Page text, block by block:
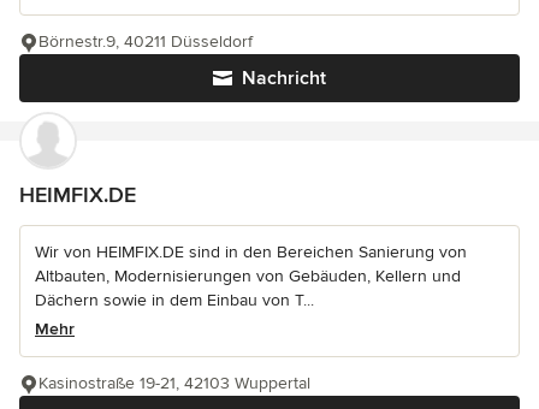
Nachricht
Börnestr.9, 40211 Düsseldorf
HEIMFIX.DE
Wir von HEIMFIX.DE sind in den Bereichen Sanierung von
Altbauten, Modernisierungen von Gebäuden, Kellern und
Dächern sowie in dem Einbau von T...
Mehr
Kasinostraße 19-21, 42103 Wuppertal